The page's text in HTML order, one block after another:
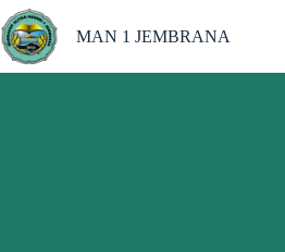
MAN 1 JEMBRANA